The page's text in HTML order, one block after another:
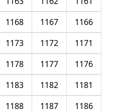
1166
1167
1168
1171
1172
1173
1176
1177
1178
1181
1182
1183
1186
1187
1188